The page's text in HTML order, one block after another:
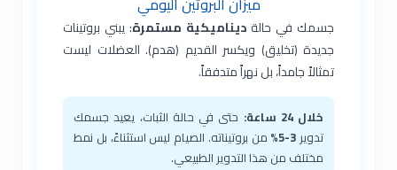
جسمك في حالةديناميكية مستمرة: يبني بروتينات
جديدة (تخليق) ويكسر القديم (هدم). العضلات ليست
تمثالاً جامداً، بل نهراً متدفقاً.
خلال 24 ساعة:
حتى في حالة الثبات، يعيد جسمك
تدوير 3-5%
من بروتيناته. الصيام ليس استثناءً، بل نمط
مختلف من هذا التدوير الطبيعي.